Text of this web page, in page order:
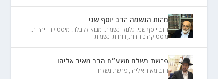
מהות הנשמה הרב יוסף שני
הרב יוסף שני, גלגולי נשמות, מבוא לקבלה, מיסטיקה ויהדות,
מיסטיקה ביהדות, רוחות ונשמות
פרשת בשלח תשע״ח הרב מאיר אליהו
הרב מאיר אליהו, פרשת בשלח